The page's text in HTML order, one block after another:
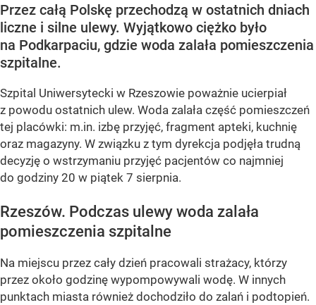
Przez całą Polskę przechodzą w ostatnich dniach
liczne i silne ulewy. Wyjątkowo ciężko było
na Podkarpaciu, gdzie woda zalała pomieszczenia
szpitalne.
Szpital Uniwersytecki w Rzeszowie poważnie ucierpiał
z powodu ostatnich ulew. Woda zalała część pomieszczeń
tej placówki: m.in. izbę przyjęć, fragment apteki, kuchnię
oraz magazyny. W związku z tym dyrekcja podjęła trudną
decyzję o wstrzymaniu przyjęć pacjentów co najmniej
do godziny 20 w piątek 7 sierpnia.
Rzeszów. Podczas ulewy woda zalała
pomieszczenia szpitalne
Na miejscu przez cały dzień pracowali strażacy, którzy
przez około godzinę wypompowywali wodę. W innych
punktach miasta również dochodziło do zalań i podtopień.